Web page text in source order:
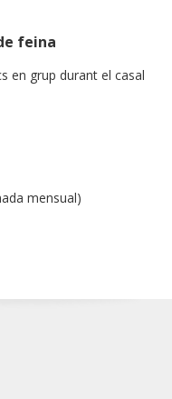
feina
en grup durant el casal
mensual)